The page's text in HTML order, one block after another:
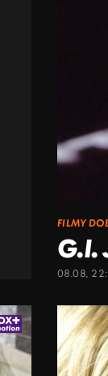
FILMY
G.I.
08.08,